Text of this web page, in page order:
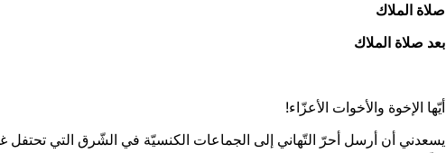
صلاة الملاك
بعد صلاة الملاك
أيّها الإخوة والأخوات الأعزّاء!
يسعدني أن أرسل أحرّ التّهاني إلى الجماعات الكنسيّة في الشّرق التي تحتفل